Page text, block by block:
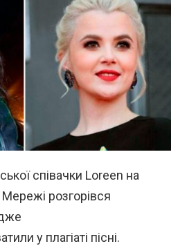
співачки Loreen на
розгорівся
у плагіаті пісні.